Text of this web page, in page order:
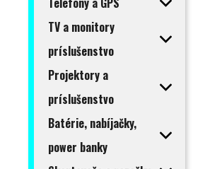
TV a monitory
príslušenstvo
Projektory a
príslušenstvo
Batérie, nabíjačky,
power banky